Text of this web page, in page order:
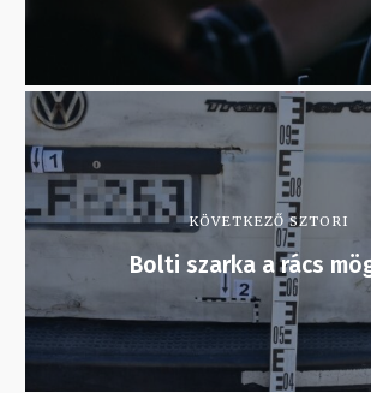
KÖVETKEZŐ SZTORI
Bolti szarka a rács